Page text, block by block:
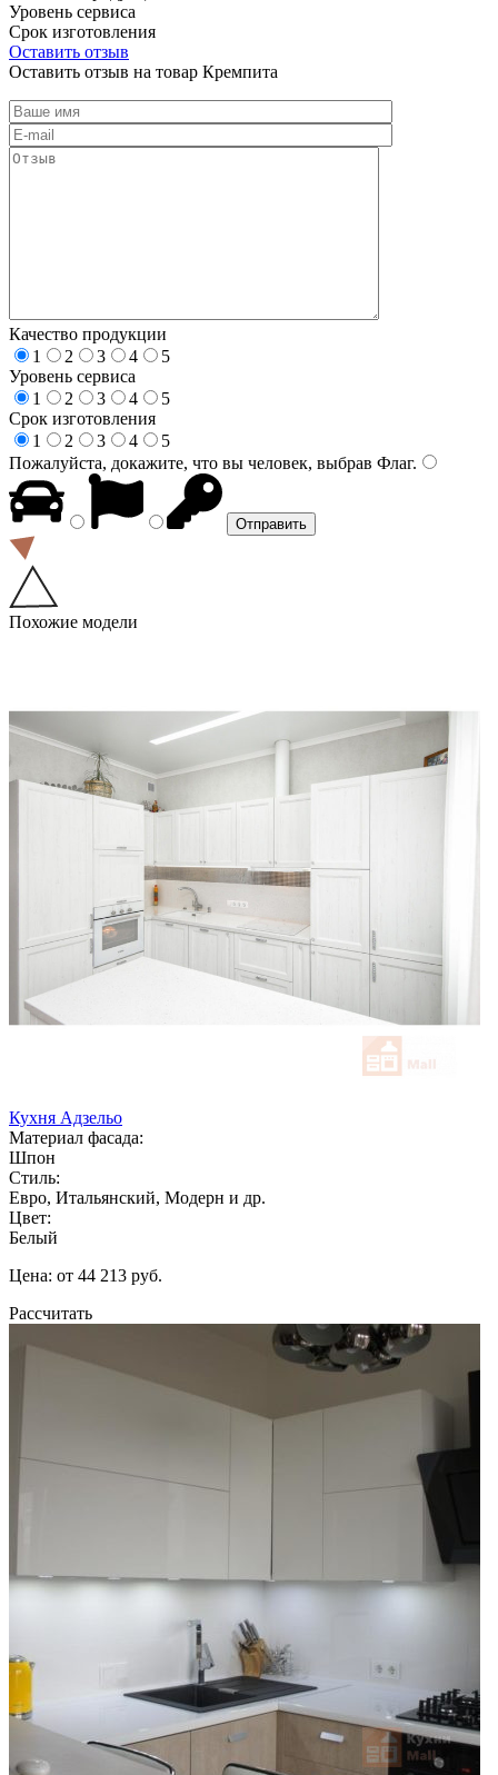
Уровень сервиса
Срок изготовления
Оставить отзыв
Оставить отзыв на товар Кремпита
Качество продукции
1
2 3 4
5
Уровень сервиса
1
2 3 4
5
Срок изготовления
1
2 3 4
5
Пожалуйста, докажите, что вы человек, выбрав Флаг.
Похожие модели
Кухня Адзельо
Материал фасада:
Шпон
Стиль:
Евро, Итальянский, Модерн и др.
Цвет:
Белый
Цена: от 44 213 руб.
Рассчитать